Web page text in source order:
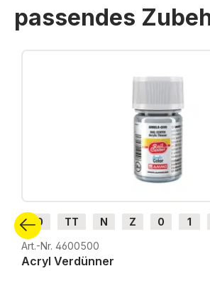
passendes
Produktgalerie überspringen
H0 TT N Z 0 1
H0e
Art.-Nr. 4600500
Acryl Verdünner